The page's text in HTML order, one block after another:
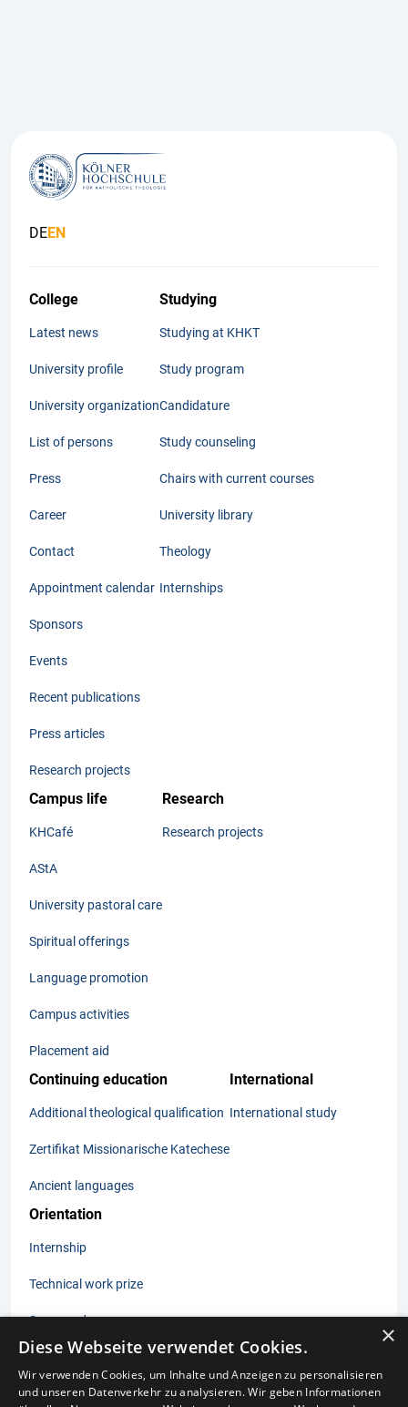
DEEN
College
Latest news
University profile
University organization
List of persons
Press
Career
Contact
Appointment calendar
Sponsors
Events
Recent publications
Press articles
Research projects
Studying
Studying at KHKT
Study program
Candidature
Study counseling
Chairs with current courses
University library
Theology
Internships
Campus life
KHCafé
AStA
University pastoral care
Spiritual offerings
Language promotion
Campus activities
Placement aid
Research
Research projects
Continuing education
Additional theological qualification
Zertifikat Missionarische Katechese
Ancient languages
International
International study
Orientation
Internship
Technical work prize
Summer days
Imprint
×
Diese Webseite verwendet Cookies.
Wir verwenden Cookies, um Inhalte und Anzeigen zu personalisieren
und unseren Datenverkehr zu analysieren. Wir geben Informationen